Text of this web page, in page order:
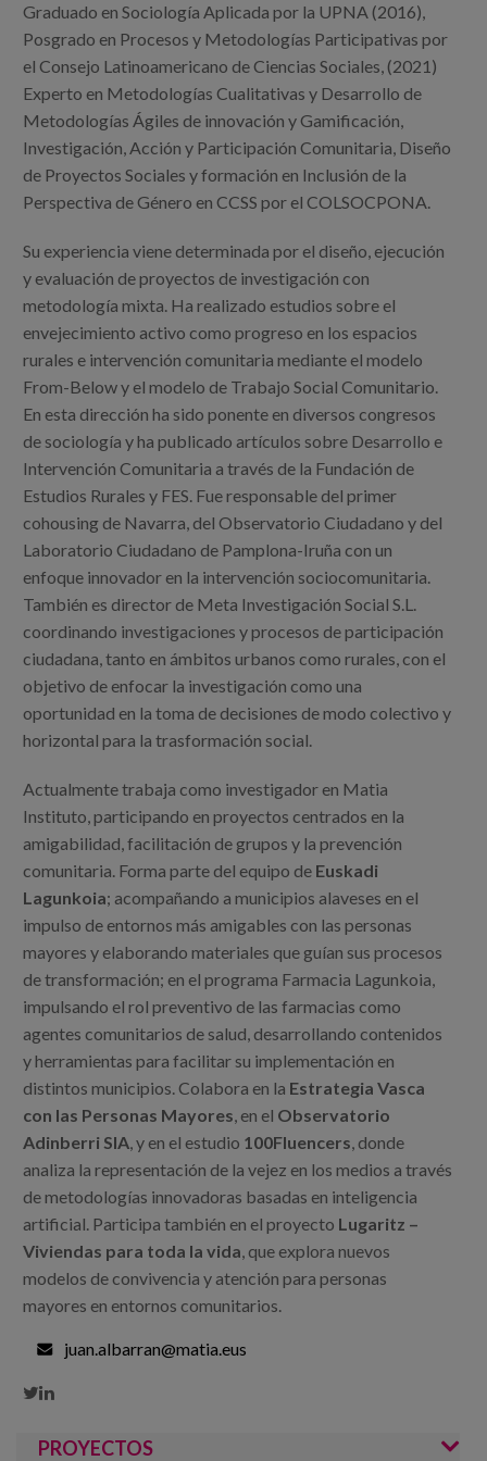
Blog
Prensa
Trabaja con nosotros
Canal de denuncias
es
eu
en
Graduado en Sociología Aplicada por la UPNA (2016),
Posgrado en Procesos y Metodologías Participativas por
el Consejo Latinoamericano de Ciencias Sociales, (2021)
Experto en Metodologías Cualitativas y Desarrollo de
Metodologías Ágiles de innovación y Gamificación,
Investigación, Acción y Participación Comunitaria, Diseño
de Proyectos Sociales y formación en Inclusión de la
Perspectiva de Género en CCSS por el COLSOCPONA.
Su experiencia viene determinada por el diseño, ejecución
y evaluación de proyectos de investigación con
metodología mixta. Ha realizado estudios sobre el
envejecimiento activo como progreso en los espacios
rurales e intervención comunitaria mediante el modelo
From-Below y el modelo de Trabajo Social Comunitario.
En esta dirección ha sido ponente en diversos congresos
de sociología y ha publicado artículos sobre Desarrollo e
Intervención Comunitaria a través de la Fundación de
Estudios Rurales y FES. Fue responsable del primer
cohousing de Navarra, del Observatorio Ciudadano y del
Laboratorio Ciudadano de Pamplona-Iruña con un
enfoque innovador en la intervención sociocomunitaria.
También es director de Meta Investigación Social S.L.
coordinando investigaciones y procesos de participación
ciudadana, tanto en ámbitos urbanos como rurales, con el
objetivo de enfocar la investigación como una
oportunidad en la toma de decisiones de modo colectivo y
horizontal para la trasformación social.
Actualmente trabaja como investigador en Matia
Instituto, participando en proyectos centrados en la
amigabilidad, facilitación de grupos y la prevención
comunitaria. Forma parte del equipo de Euskadi
Lagunkoia; acompañando a municipios alaveses en el
impulso de entornos más amigables con las personas
mayores y elaborando materiales que guían sus procesos
de transformación; en el programa Farmacia Lagunkoia,
impulsando el rol preventivo de las farmacias como
agentes comunitarios de salud, desarrollando contenidos
y herramientas para facilitar su implementación en
distintos municipios. Colabora en la Estrategia Vasca
con las Personas Mayores, en el Observatorio
Adinberri SIA, y en el estudio 100Fluencers, donde
analiza la representación de la vejez en los medios a través
de metodologías innovadoras basadas en inteligencia
artificial. Participa también en el proyecto Lugaritz –
Viviendas para toda la vida, que explora nuevos
modelos de convivencia y atención para personas
mayores en entornos comunitarios.
juan.albarran@matia.eus

PROYECTOS